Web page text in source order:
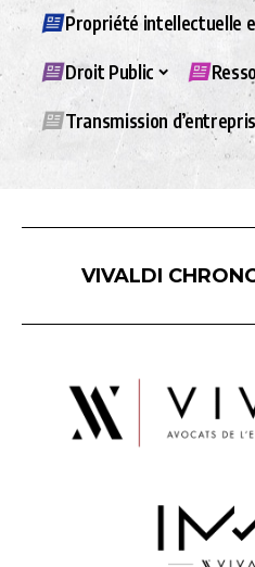
Propriété intellectuelle
Droit Public
Transmission
VIVALDI